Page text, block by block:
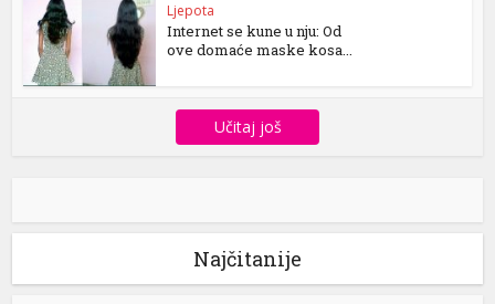
Ljepota
Internet se kune u nju: Od
ove domaće maske kosa...
Učitaj još
Najčitanije